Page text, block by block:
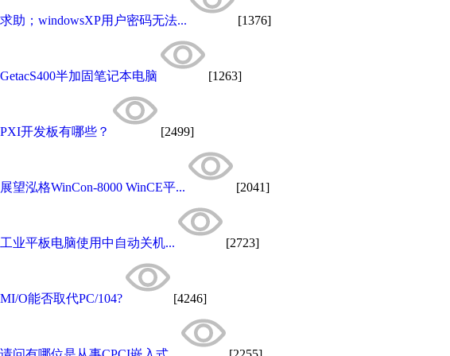
求助；windowsXP用户密码无法... [1376]
GetacS400半加固笔记本电脑 [1263]
PXI开发板有哪些？ [2499]
展望泓格WinCon-8000 WinCE平... [2041]
工业平板电脑使用中自动关机... [2723]
MI/O能否取代PC/104? [4246]